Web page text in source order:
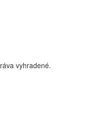
vyhradené.